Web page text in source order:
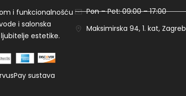
i funkcionalnošću
i salonska
estetike.
sustava
Pon – Pet: 09:00 – 17:00
Maksimirska 94, 1. kat, Zagreb